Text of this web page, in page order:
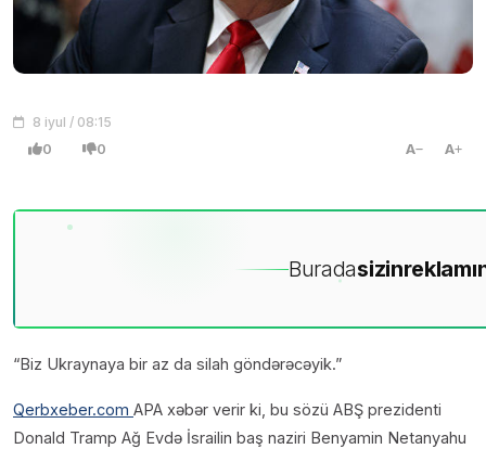
8 iyul / 08:15
0 0 A A
Buradasizin
“Biz Ukraynaya bir az da silah göndərəcəyik.”
Qerbxeber.com APA xəbər verir ki, bu sözü ABŞ prezidenti
Donald Tramp Ağ Evdə İsrailin baş naziri Benyamin Netanyahu